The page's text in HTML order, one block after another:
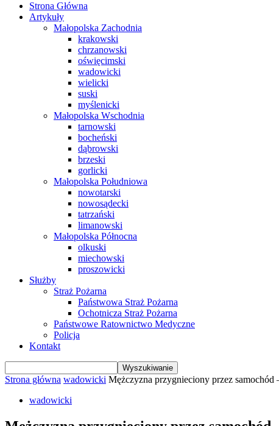
Strona Główna
Artykuły
Małopolska Zachodnia
krakowski
chrzanowski
oświęcimski
wadowicki
wielicki
suski
myślenicki
Małopolska Wschodnia
tarnowski
bocheński
dąbrowski
brzeski
gorlicki
Małopolska Południowa
nowotarski
nowosądecki
tatrzański
limanowski
Małopolska Północna
olkuski
miechowski
proszowicki
Służby
Straż Pożarna
Państwowa Straż Pożarna
Ochotnicza Straż Pożarna
Państwowe Ratownictwo Medyczne
Policja
Kontakt
Strona główna wadowicki Mężczyzna przygnieciony przez
wadowicki